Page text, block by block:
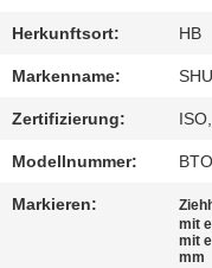
BITTE UM
EIN
Herkunftsort: HB
Markenname:
Zertifizierung:
Modellnummer:
Markieren:
mit
mit
mm